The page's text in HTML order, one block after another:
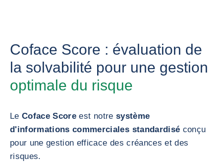
Coface Score : évaluation de
la solvabilité pour une gestion
optimale du risque
LeCoface Score est notre système
d'informations commerciales standardisé conçu
pour une gestion efficace des créances et des
risques.